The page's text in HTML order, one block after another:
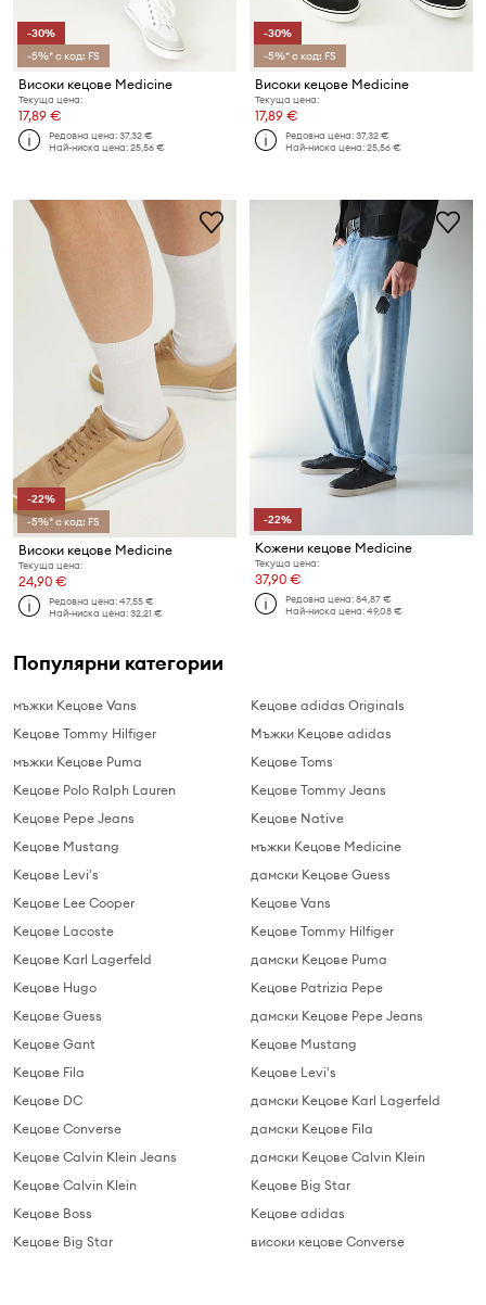
-30%
-5%* с код: FS
Високи кецове Medicine
Текуща цена:
17,89 €
Редовна цена:37,32 €
Най-ниска цена:25,56 €
-30%
-5%* с код: FS
Високи кецове Medicine
Текуща цена:
17,89 €
Редовна цена:37,32 €
Най-ниска цена:25,56 €
-22%
-5%* с код: FS
Високи кецове Medicine
Текуща цена:
24,90 €
Редовна цена:47,55 €
Най-ниска цена:32,21 €
-22%
Кожени кецове Medicine
Текуща цена:
37,90 €
Редовна цена:84,87 €
Най-ниска цена:49,08 €
Популярни категории
мъжки Кецове Vans
Кецове Tommy Hilfiger
мъжки Кецове Puma
Кецове Polo Ralph Lauren
Кецове Pepe Jeans
Кецове Mustang
Кецове Levi's
Кецове Lee Cooper
Кецове Lacoste
Кецове Karl Lagerfeld
Кецове Hugo
Кецове Guess
Кецове Gant
Кецове Fila
Кецове DC
Кецове Converse
Кецове Calvin Klein Jeans
Кецове Calvin Klein
Кецове Boss
Кецове Big Star
Кецове adidas Originals
Мъжки Кецове adidas
Кецове Toms
Кецове Tommy Jeans
Кецове Native
мъжки Кецове Medicine
дамски Кецове Guess
Кецове Vans
Кецове Tommy Hilfiger
дамски Кецове Puma
Кецове Patrizia Pepe
дамски Кецове Pepe Jeans
Кецове Mustang
Кецове Levi's
дамски Кецове Karl Lagerfeld
дамски Кецове Fila
дамски Кецове Calvin Klein
Кецове Big Star
Кецове adidas
високи кецове Converse